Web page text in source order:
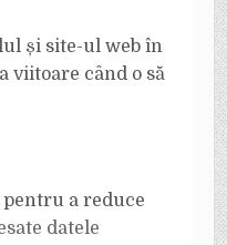
și site-ul web în
viitoare când o să
pentru a reduce
datele